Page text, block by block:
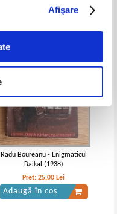
Afişare
Radu Boureanu - Enigmaticul
Baikal (1938)
Pret:25,00 Lei
Adaugă în coș